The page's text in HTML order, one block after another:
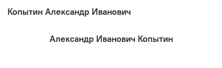
Копытин Александр Иванович
Александр Иванович Копытин